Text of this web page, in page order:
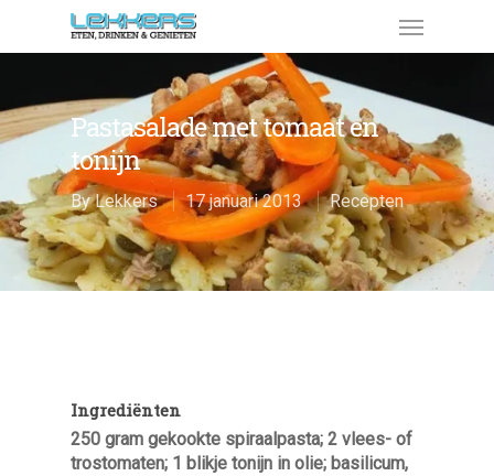
Pastasalade met tomaat en
tonijn
ByLekkers 17 januari 2013 Recepten
Ingrediënten
250 gram gekookte spiraalpasta; 2 vlees- of
trostomaten; 1 blikje tonijn in olie; basilicum,